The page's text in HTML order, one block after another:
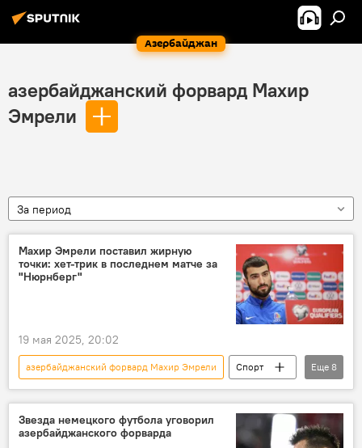
Азербайджан
азербайджанский форвард Махир
Эмрели
За период
Махир Эмрели поставил жирную
точки: хет-трик в последнем матче за
"Нюрнберг"
19 мая 2025, 20:02
азербайджанский форвард Махир Эмрели
Спорт
Махир Эмрели
Азербайджан
Германия
Футбол
Бундеслига
форвард
Еще 8
Звезда немецкого футбола уговорил
азербайджанского форварда